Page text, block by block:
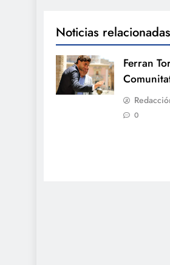
Noticias relacionadas
Ferran
0